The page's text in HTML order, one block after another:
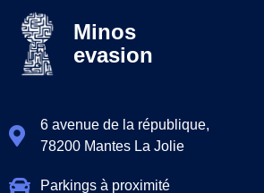
Minos
evasion
6 avenue de la république,
78200 Mantes La Jolie
Parkings à proximité